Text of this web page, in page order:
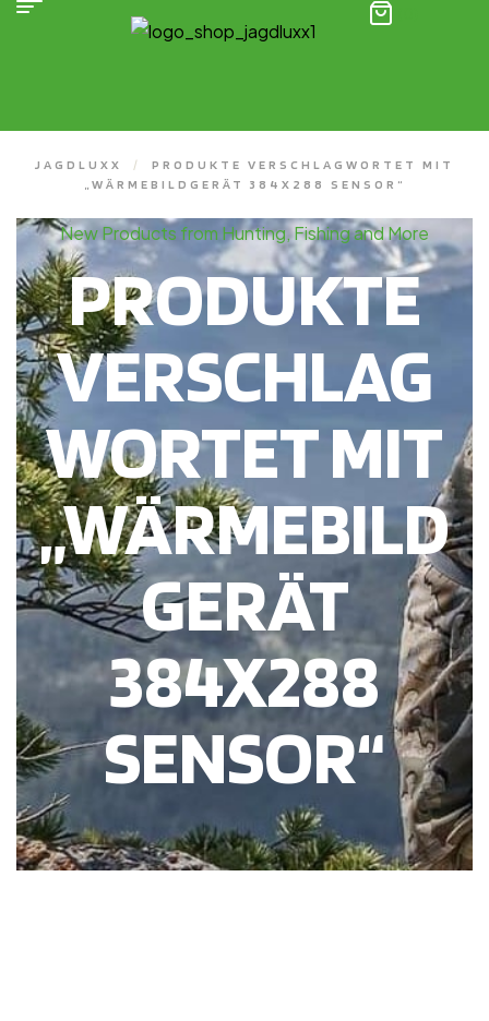
JAGDLUXX /
PRODUKTE VERSCHLAGWORTET MIT
„WÄRMEBILDGERÄT 384X288 SENSOR“
New Products from Hunting, Fishing and More
PRODUKTE
VERSCHLAG
WORTET MIT
„WÄRMEBILD
GERÄT
384X288
SENSOR“